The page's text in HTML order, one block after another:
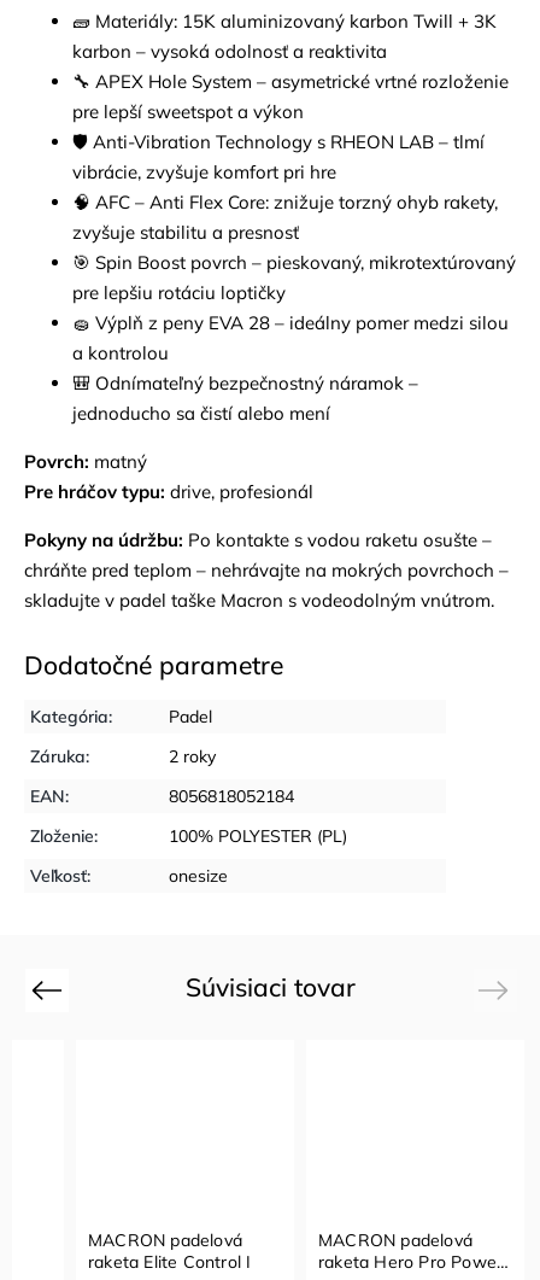
🧱 Materiály: 15K aluminizovaný karbon Twill + 3K
karbon – vysoká odolnosť a reaktivita
🔧 APEX Hole System – asymetrické vrtné rozloženie
pre lepší sweetspot a výkon
🛡️ Anti-Vibration Technology s RHEON LAB – tlmí
vibrácie, zvyšuje komfort pri hre
🧠 AFC – Anti Flex Core: znižuje torzný ohyb rakety,
zvyšuje stabilitu a presnosť
🎯 Spin Boost povrch – pieskovaný, mikrotextúrovaný
pre lepšiu rotáciu loptičky
🧽 Výplň z peny EVA 28 – ideálny pomer medzi silou
a kontrolou
🎒 Odnímateľný bezpečnostný náramok –
jednoducho sa čistí alebo mení
Povrch: matný
Pre hráčov typu: drive, profesionál
Pokyny na údržbu: Po kontakte s vodou raketu osušte –
chráňte pred teplom – nehrávajte na mokrých povrchoch –
skladujte v padel taške Macron s vodeodolným vnútrom.
Dodatočné parametre
Kategória:
Padel
Záruka:
2 roky
EAN:
8056818052184
Zloženie:
100% POLYESTER (PL)
Veľkosť: onesize
Súvisiaci tovar
Previous
MACRON padelová
raketa Elite Control I
MACRON padelová
raketa Hero Pro Power
Next